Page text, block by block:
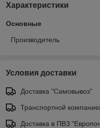
Характеристики
Основные
Производитель
Условия доставки
Доставка "Самовывоз"
Транспортной
Доставка в ПВЗ